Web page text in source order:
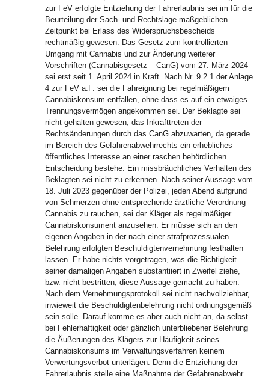
zur FeV erfolgte Entziehung der Fahrerlaubnis sei im für die
Beurteilung der Sach- und Rechtslage maßgeblichen
Zeitpunkt bei Erlass des Widerspruchsbescheids
rechtmäßig gewesen. Das Gesetz zum kontrollierten
Umgang mit Cannabis und zur Änderung weiterer
Vorschriften (Cannabisgesetz – CanG) vom 27. März 2024
sei erst seit 1. April 2024 in Kraft. Nach Nr. 9.2.1 der Anlage
4 zur FeV a.F. sei die Fahreignung bei regelmäßigem
Cannabiskonsum entfallen, ohne dass es auf ein etwaiges
Trennungsvermögen angekommen sei. Der Beklagte sei
nicht gehalten gewesen, das Inkrafttreten der
Rechtsänderungen durch das CanG abzuwarten, da gerade
im Bereich des Gefahrenabwehrrechts ein erhebliches
öffentliches Interesse an einer raschen behördlichen
Entscheidung bestehe. Ein missbräuchliches Verhalten des
Beklagten sei nicht zu erkennen. Nach seiner Aussage vom
18. Juli 2023 gegenüber der Polizei, jeden Abend aufgrund
von Schmerzen ohne entsprechende ärztliche Verordnung
Cannabis zu rauchen, sei der Kläger als regelmäßiger
Cannabiskonsument anzusehen. Er müsse sich an den
eigenen Angaben in der nach einer strafprozessualen
Belehrung erfolgten Beschuldigtenvernehmung festhalten
lassen. Er habe nichts vorgetragen, was die Richtigkeit
seiner damaligen Angaben substantiiert in Zweifel ziehe,
bzw. nicht bestritten, diese Aussage gemacht zu haben.
Nach dem Vernehmungsprotokoll sei nicht nachvollziehbar,
inwieweit die Beschuldigtenbelehrung nicht ordnungsgemäß
sein solle. Darauf komme es aber auch nicht an, da selbst
bei Fehlerhaftigkeit oder gänzlich unterbliebener Belehrung
die Äußerungen des Klägers zur Häufigkeit seines
Cannabiskonsums im Verwaltungsverfahren keinem
Verwertungsverbot unterlägen. Denn die Entziehung der
Fahrerlaubnis stelle eine Maßnahme der Gefahrenabwehr